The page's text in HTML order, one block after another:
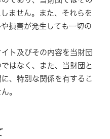
ません。また、それらを
損害が発生しても一切の
ト及びその内容を当財団
はなく、また、当財団と
、特別な関係を有するこ
。